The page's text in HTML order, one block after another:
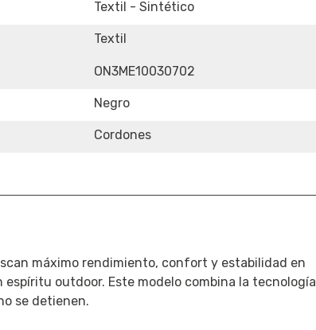
Textil - Sintético
Textil
ON3ME10030702
Negro
Cordones
máximo rendimiento, confort y estabilidad en
outdoor. Este modelo combina la tecnología
se detienen.